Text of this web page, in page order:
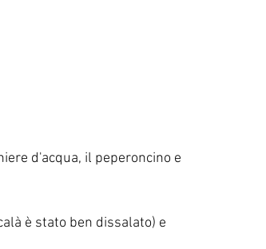
d'acqua, il peperoncino e
è stato ben dissalato) e